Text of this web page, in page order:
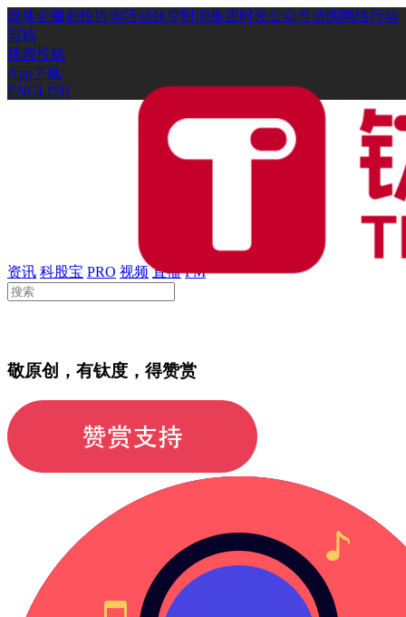
媒体企服创投咨询活动钛空时间集团时光公众号清朗网络行动
写稿
视频投稿
App下载
ENGLISH
资讯 科股宝 PRO 视频 直播 FM
敬原创，有钛度，得赞赏